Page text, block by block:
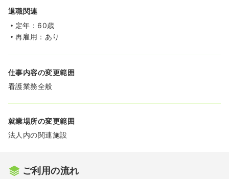
退職関連
定年：60歳
再雇用：あり
仕事内容の変更範囲
看護業務全般
就業場所の変更範囲
法人内の関連施設
ご利用の流れ